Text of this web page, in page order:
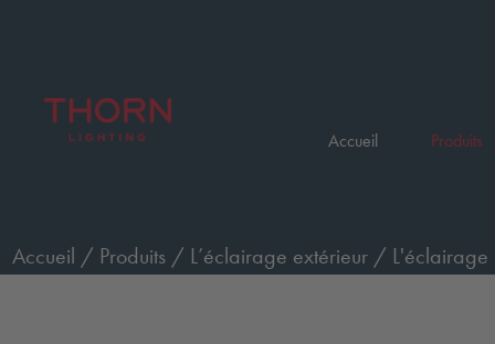
Accueil Produits
Accueil / Produits / L’éclairage extérieur / L'éclairage